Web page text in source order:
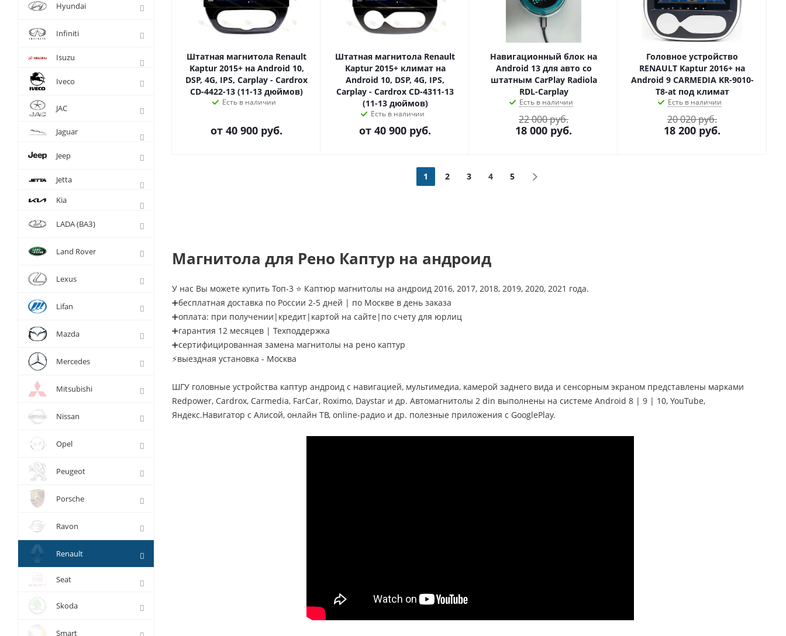
Штатная магнитола Renault
Kaptur 2015+ на Android 10,
DSP, 4G, IPS, Carplay - Cardrox
CD-4422-13 (11-13 дюймов)
Есть в наличии
от 40 900 руб.
Штатная магнитола Renault
Kaptur 2015+ климат на
Android 10, DSP, 4G, IPS,
Carplay - Cardrox CD-4311-13
(11-13 дюймов)
Есть в наличии
от 40 900 руб.
Навигационный блок на
Android 13 для авто со
штатным CarPlay Radiola
RDL-Carplay
Есть в наличии
22 000 руб.
18 000 руб.
Головное устройство
RENAULT Kaptur 2016+ на
Android 9 CARMEDIA KR-9010-
T8-at под климат
Есть в наличии
20 020 руб.
18 200 руб.
1 2 3 4 5
Магнитола для Рено Каптур на андроид
У нас Вы можете купить Топ-3 ⭐ Каптюр магнитолы на андроид 2016, 2017, 2018, 2019, 2020, 2021 года.
➕бесплатная доставка по России 2-5 дней | по Москве в день заказа
➕оплата: при получении|кредит|картой на сайте|по счету для юрлиц
➕гарантия 12 месяцев | Техподдержка
➕сертифицированная замена магнитолы на рено каптур
⚡выездная установка - Москва
ШГУ головные устройства каптур андроид с навигацией, мультимедиа, камерой заднего вида и сенсорным экраном представлены марками
Redpower, Cardrox, Carmedia, FarCar, Roximo, Daystar и др. Автомагнитолы 2 din выполнены на системе Android 8 | 9 | 10, YouTube,
Яндекс.Навигатор с Алисой, онлайн ТВ, online-радио и др. полезные приложения с GooglePlay.
Hyundai
Infiniti
Isuzu
Iveco
JAC
Jaguar
Jeep
Jetta
Kia
LADA (ВАЗ)
Land Rover
Lexus
Lifan
Mazda
Mercedes
Mitsubishi
Nissan
Opel
Peugeot
Porsche
Ravon
Renault
Seat
Skoda
Smart